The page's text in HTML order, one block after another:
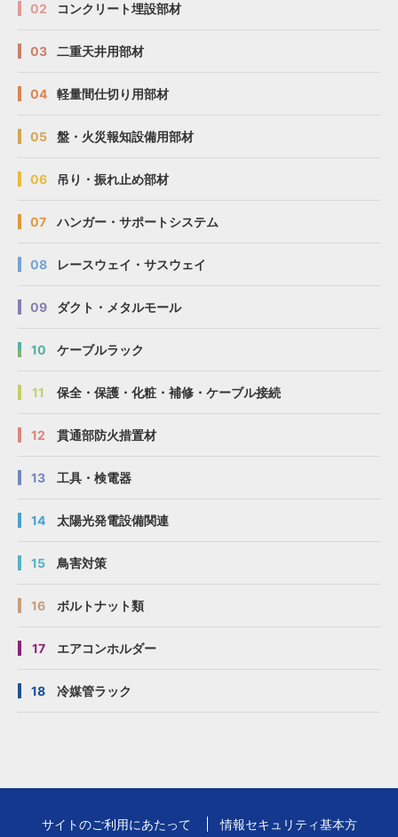
02 コンクリート埋設部材
03 二重天井用部材
04 軽量間仕切り用部材
05 盤・火災報知設備用部材
06 吊り・振れ止め部材
07 ハンガー・サポートシステム
08 レースウェイ・サスウェイ
09 ダクト・メタルモール
10 ケーブルラック
11 保全・保護・化粧・補修・ケーブル接続
12 貫通部防火措置材
13 工具・検電器
14 太陽光発電設備関連
15 鳥害対策
16 ボルトナット類
17 エアコンホルダー
18 冷媒管ラック
サイトのご利用にあたって 情報セキュリティ基本方